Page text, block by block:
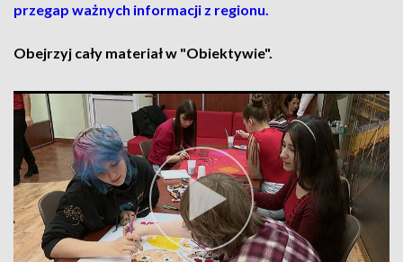
przegap ważnych informacji z regionu.
Obejrzyj cały materiał w "Obiektywie".